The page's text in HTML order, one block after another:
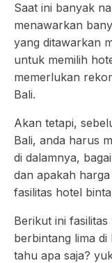
Saat ini banyak
menawarkan
yang ditawarkan
untuk memilih
memerlukan
Bali.
Akan tetapi,
Bali, anda harus
di dalamnya,
dan apakah
fasilitas hotel
Berikut ini
berbintang lima
tahu apa saja?